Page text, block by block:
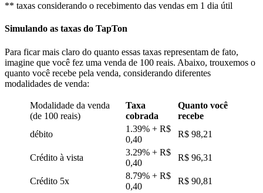
** taxas considerando o recebimento das vendas em 1 dia útil
Simulando as taxas do TapTon
Para ficar mais claro do quanto essas taxas representam de fato,
imagine que você fez uma venda de 100 reais. Abaixo, trouxemos o
quanto você recebe pela venda, considerando diferentes
modalidades de venda:
Modalidade da venda
(de 100 reais)
Taxa
cobrada
Quanto você
recebe
débito
1.39% + R$
0,40
R$ 98,21
Crédito à vista
3.29% + R$
0,40
R$ 96,31
Crédito 5x
8.79% + R$
0,40
R$ 90,81